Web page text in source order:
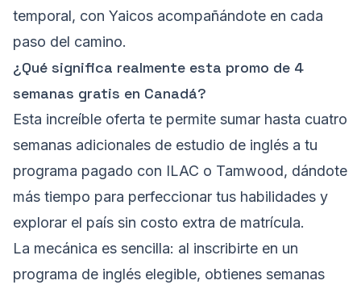
temporal, con Yaicos acompañándote en cada
paso del camino.
¿Qué significa realmente esta promo de 4
semanas gratis en Canadá?
Esta increíble oferta te permite sumar hasta cuatro
semanas adicionales de estudio de inglés a tu
programa pagado con ILAC o Tamwood, dándote
más tiempo para perfeccionar tus habilidades y
explorar el país sin costo extra de matrícula.
La mecánica es sencilla: al inscribirte en un
programa de inglés elegible, obtienes semanas